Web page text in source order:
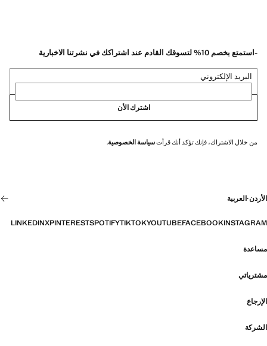
-استمتع بخصم 10% لتسوقك القادم عند اشتراكك في نشرتنا الاخبارية
البريد الإلكتروني
اشترك الأن
من خلال الاشتراك، فإنك تؤكد أنك قرأتسياسة الخصوصية.
الأردن·العربية
INSTAGRAM
FACEBOOK
YOUTUBE
TIKTOK
SPOTIFY
PINTEREST
X
LINKEDIN
مساعدة
مشترياتي
الإرجاع
الشركة